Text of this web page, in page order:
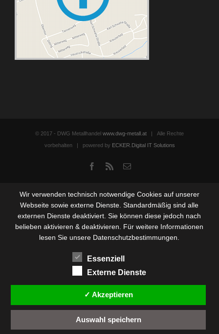
© 2017 - DWG Metallhandel www.dwg-metall.at | Alle Rechte
vorbehalten | powered by ECKER.Digital IT Solutions
Facebook
Rss Email
Wir verwenden technisch notwendige Cookies auf unserer
Webseite sowie externe Dienste. Standardmäßig sind alle
externen Dienste deaktiviert. Sie können diese jedoch nach
belieben aktivieren & deaktivieren. Für weitere Informationen
lesen Sie unsere Datenschutzbestimmungen.
Essenziell
Externe Dienste
✓ Akzeptieren
Auswahl speichern